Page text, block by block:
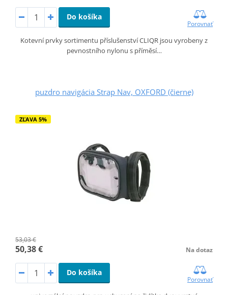
Do košíka
Porovnať
Kotevní prvky sortimentu příslušenství CLIQR jsou vyrobeny z
pevnostního nylonu s příměsí…
puzdro navigácia Strap Nav, OXFORD (čierne)
ZĽAVA 5%
53,03 €
50,38 € Na dotaz
Do košíka
Porovnať